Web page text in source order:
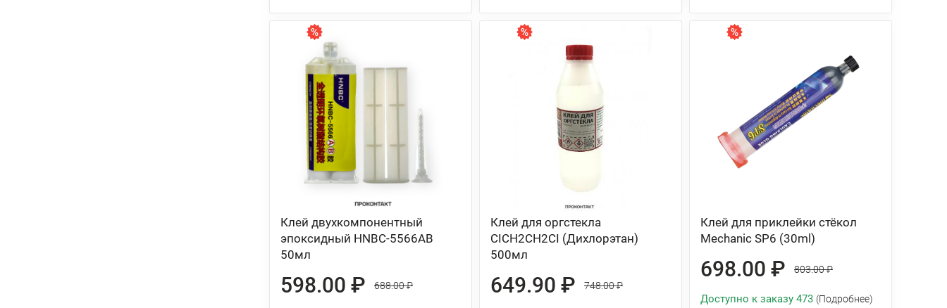
Клей двухкомпонентный
эпоксидный HNBC-5566AB
50мл
598.00 ₽ 688.00 ₽
Клей для оргстекла
CICH2CH2CI (Дихлорэтан)
500мл
649.90 ₽ 748.00 ₽
Клей для приклейки стёкол
Mechanic SP6 (30ml)
698.00 ₽ 803.00 ₽
Доступно к заказу 473 (Подробнее)